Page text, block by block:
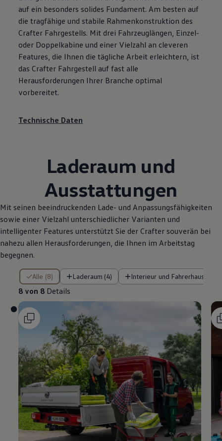
auf ein besonders solides Fundament. Am besten auf
die tragfähige und stabile Rahmenkonstruktion des
Crafter Fahrgestells. Mit drei Fahrzeuglängen, Einzel-
oder Doppelkabine und einer Vielzahl an cleveren
Features, die Ihnen die tägliche Arbeit erleichtern, ist
das Crafter Fahrgestell auf fast alle
Herausforderungen Ihrer Branche optimal
vorbereitet.
Technische Daten
Laderaum und
Ausstattungen
Mit seinen beeindruckenden Lade- und Anpassungsfähigkeiten
sowie einer Vielzahl unterschiedlicher Varianten und
intelligenter Features unterstützt Sie der Crafter souverän bei
nahezu allen Herausforderungen, die Ihnen im Arbeitstag
begegnen.
Alle (8) Laderaum (4) Interieur und Fahrerhaus (3)
8 von 8 Details
8 von 8 Details